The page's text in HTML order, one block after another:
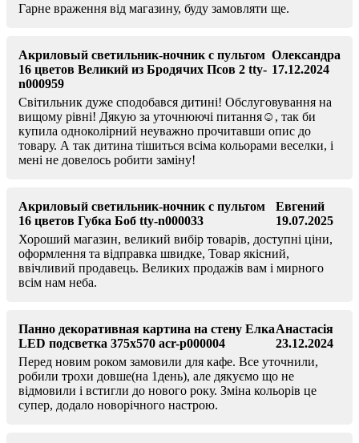
Гарне враження від магазину, буду замовляти ще.
Акриловый светильник-ночник с пультом
16 цветов Великий из Бродячих Псов 2 tty-
n000959
Олександра
17.12.2024
Світильник дуже сподобався дитині! Обслуговування на
вищому рівні! Дякую за уточнюючі питання☺️, так би
купила одноколірний неуважно прочитавши опис до
товару. А так дитина тішиться всіма кольорами веселки, і
мені не довелось робити заміну!
Акриловый светильник-ночник с пультом
16 цветов Губка Боб tty-n000033
Евгений
19.07.2025
Хороший магазин, великий вибір товарів, доступні ціни,
оформлення та відправка швидке, Товар якісний,
ввічливий продавець. Великих продажів вам і мирного
всім нам неба.
Панно декоративная картина на стену Елка
LED подсветка 375x570 acr-p000004
Анастасія
23.12.2024
Перед новим роком замовили для кафе. Все уточнили,
робили трохи довше(на 1день), але дякуємо що не
відмовили і встигли до нового року. Зміна кольорів це
супер, додало новорічного настрою.